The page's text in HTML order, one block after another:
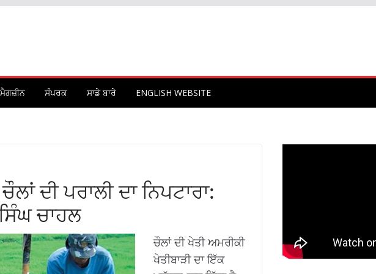
ਮੈਗਜ਼ੀਨ ਸੰਪਰਕ ਸਾਡੇ ਬਾਰੇ ENGLISH WEBSITE
ਦੀ ਪਰਾਲੀ ਦਾ ਨਿਪਟਾਰਾ:
ਚਾਹਲ
ਚੌਲਾਂ ਦੀ ਖੇਤੀ ਅਮਰੀਕੀ
ਖੇਤੀਬਾੜੀ ਦਾ ਇੱਕ